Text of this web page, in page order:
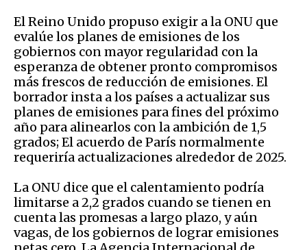
El Reino Unido propuso exigir a la ONU que
evalúe los planes de emisiones de los
gobiernos con mayor regularidad con la
esperanza de obtener pronto compromisos
más frescos de reducción de emisiones. El
borrador insta a los países a actualizar sus
planes de emisiones para fines del próximo
año para alinearlos con la ambición de 1,5
grados; El acuerdo de París normalmente
requeriría actualizaciones alrededor de 2025.
La ONU dice que el calentamiento podría
limitarse a 2,2 grados cuando se tienen en
cuenta las promesas a largo plazo, y aún
vagas, de los gobiernos de lograr emisiones